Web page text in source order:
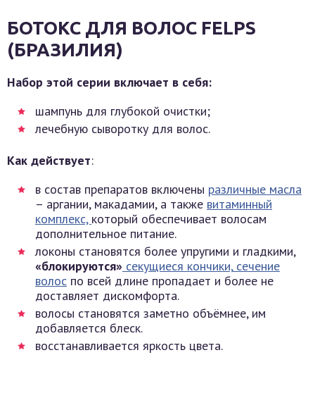
БОТОКС ДЛЯ ВОЛОС FELPS
(БРАЗИЛИЯ)
Набор этой серии включает в себя:
шампунь для глубокой очистки;
лечебную сыворотку для волос.
Как действует:
в состав препаратов включены различные масла
– аргании, макадамии, а также витаминный
комплекс, который обеспечивает волосам
дополнительное питание.
локоны становятся более упругими и гладкими,
«блокируются» секущиеся кончики,сечение
волос по всей длине пропадает и более не
доставляет дискомфорта.
волосы становятся заметно объёмнее, им
добавляется блеск.
восстанавливается яркость цвета.